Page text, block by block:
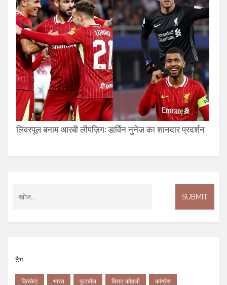
लिवरपूल बनाम आरबी लीपज़िग: डार्विन नुनेज़ का शानदार प्रदर्शन
टैग
क्रिकेट भारत फुटबॉल विराट कोहली कांग्रेस